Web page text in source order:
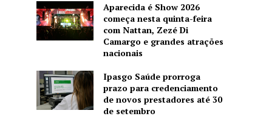
Aparecida é Show 2026
começa nesta quinta-feira
com Nattan, Zezé Di
Camargo e grandes atrações
nacionais
Ipasgo Saúde prorroga
prazo para credenciamento
de novos prestadores até 30
de setembro